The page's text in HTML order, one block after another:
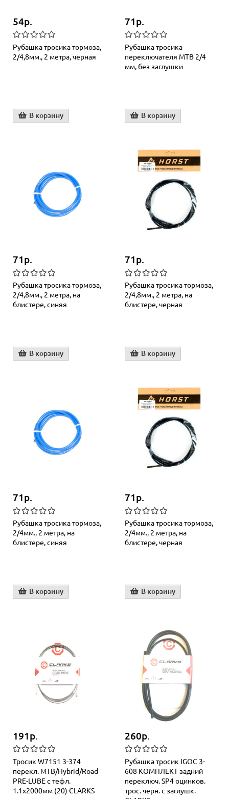
54р.
Рубашка тросика тормоза,
2/4,8мм., 2 метра, черная
В корзину
71р.
Рубашка тросика
переключателя MTB 2/4
мм, без заглушки
В корзину
71р.
Рубашка тросика тормоза,
2/4,8мм., 2 метра, на
блистере, синяя
В корзину
71р.
Рубашка тросика тормоза,
2/4,8мм., 2 метра, на
блистере, черная
В корзину
71р.
Рубашка тросика тормоза,
2/4мм., 2 метра, на
блистере, синяя
В корзину
71р.
Рубашка тросика тормоза,
2/4мм., 2 метра, на
блистере, черная
В корзину
191р.
Тросик W7151 3-374
перекл. МТВ/Hybrid/Road
PRE-LUBE с тефл.
1.1х2000мм (20) CLARKS
260р.
Рубашка тросик IGOC 3-
608 КОМПЛЕКТ задний
переключ. SP4 оцинков.
трос. черн. с заглушк.